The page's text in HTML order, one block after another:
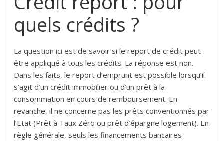
quels crédits ?
La question ici est de savoir si le report de crédit peut
être appliqué à tous les crédits. La réponse est non.
Dans les faits, le report d’emprunt est possible lorsqu’il
s’agit d’un crédit immobilier ou d’un prêt à la
consommation en cours de remboursement. En
revanche, il ne concerne pas les prêts conventionnés par
l’Etat (Prêt à Taux Zéro ou prêt d’épargne logement). En
règle générale, seuls les financements bancaires